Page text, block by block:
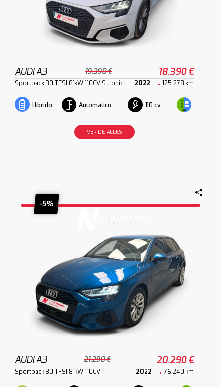
AUDI A3 19.390 € 18.390 €
Sportback 30 TFSI 81kW 110CV S tronic 2022 125.278 km
Híbrido Automático 110 cv
VER DETALLES
-5%
AUDI A3 21.290 € 20.290 €
Sportback 30 TFSI 81kW 110CV 2022 76.240 km